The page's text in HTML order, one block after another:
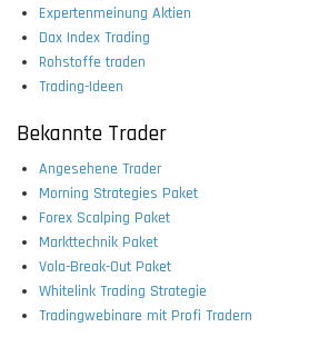
Expertenmeinung Aktien
Dax Index Trading
Rohstoffe traden
Trading-Ideen
Bekannte Trader
Angesehene Trader
Morning Strategies Paket
Forex Scalping Paket
Markttechnik Paket
Vola-Break-Out Paket
Whitelink Trading Strategie
Tradingwebinare mit Profi Tradern